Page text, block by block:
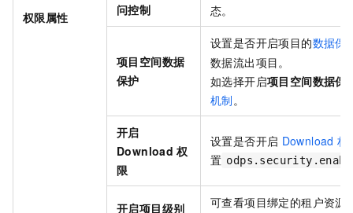
权限属性
问控制
态。
项目空间数据
保护
设置是否开启项目的数据保
数据流出项目。
如选择开启项目空间数据保
机制 。
开启
Download 权
限
设置是否开启 Download 权
置
开启项目级别
可查看项目绑定的租户资源